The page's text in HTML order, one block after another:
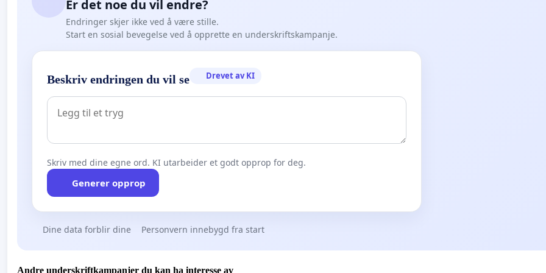
Er det noe du vil endre?
Endringer skjer ikke ved å være stille.
Start en sosial bevegelse ved å opprette en underskriftskampanje.
Beskriv endringen du vil se Drevet av KI
Skriv med dine egne ord. KI utarbeider et godt opprop for deg.
Generer opprop
Dine data forblir dine Personvern innebygd fra start
Andre underskriftkampanjer du kan ha interesse av